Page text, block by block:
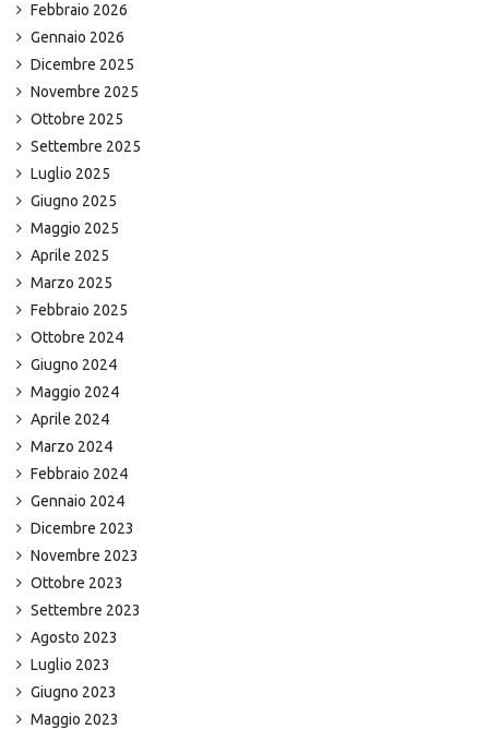
Febbraio 2026
Gennaio 2026
Dicembre 2025
Novembre 2025
Ottobre 2025
Settembre 2025
Luglio 2025
Giugno 2025
Maggio 2025
Aprile 2025
Marzo 2025
Febbraio 2025
Ottobre 2024
Giugno 2024
Maggio 2024
Aprile 2024
Marzo 2024
Febbraio 2024
Gennaio 2024
Dicembre 2023
Novembre 2023
Ottobre 2023
Settembre 2023
Agosto 2023
Luglio 2023
Giugno 2023
Maggio 2023